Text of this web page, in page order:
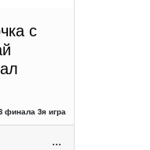
с
финала 3я игра
...